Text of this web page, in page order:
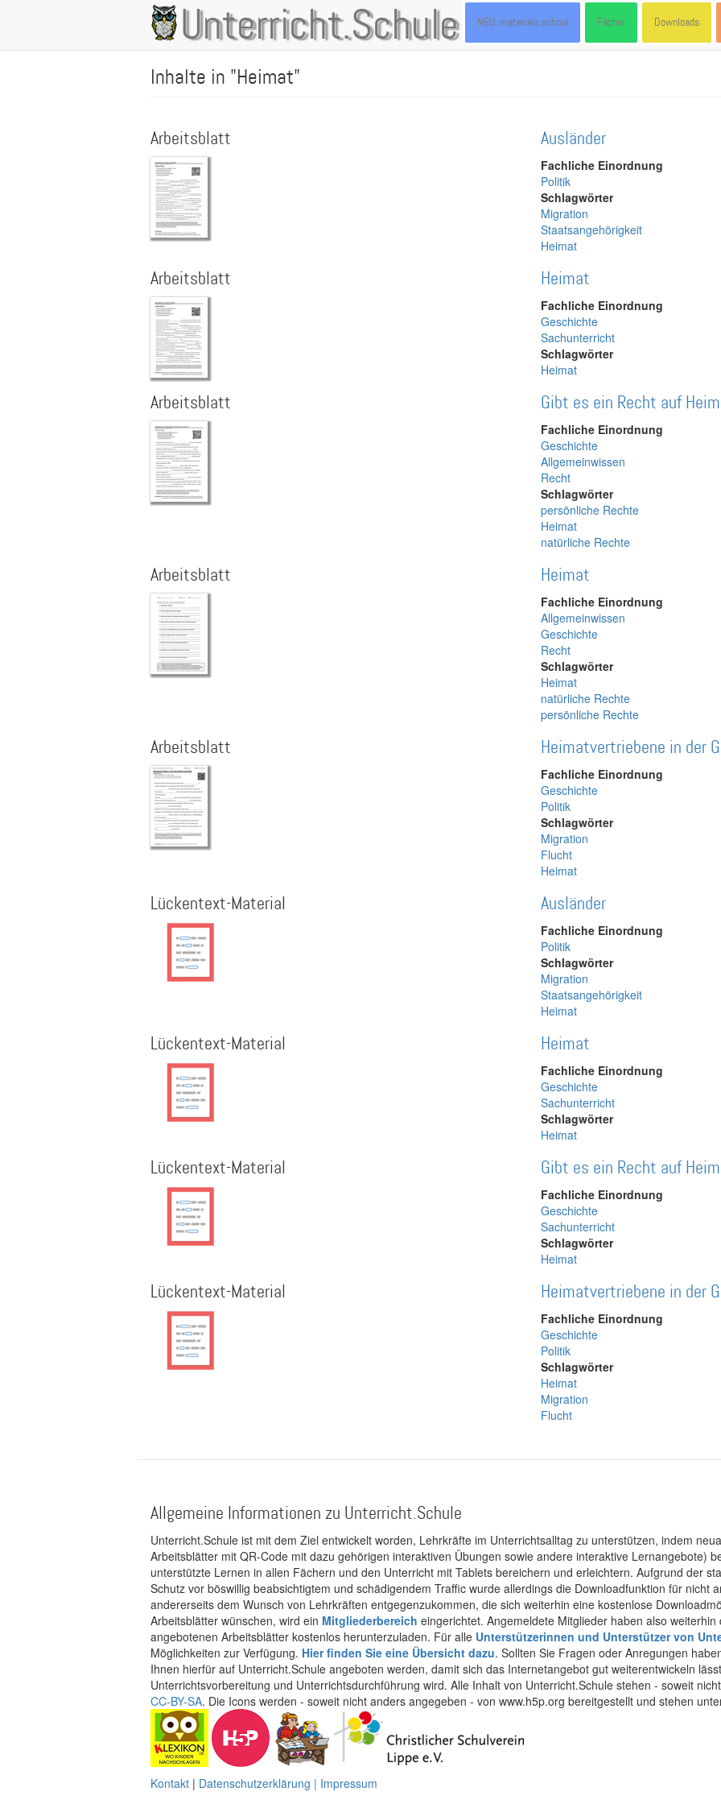
Unterricht.Schule
Main
navigation
NEU: materials.school Fächer Downloads
Inhalte in "Heimat"
Arbeitsblatt Ausländer
Fachliche Einordnung
Politik
Schlagwörter
Migration
Staatsangehörigkeit
Heimat
Arbeitsblatt Heimat
Fachliche Einordnung
Geschichte
Sachunterricht
Schlagwörter
Heimat
Arbeitsblatt Gibt es ein Recht auf
Fachliche Einordnung
Geschichte
Allgemeinwissen
Recht
Schlagwörter
persönliche Rechte
Heimat
natürliche Rechte
Arbeitsblatt Heimat
Fachliche Einordnung
Allgemeinwissen
Geschichte
Recht
Schlagwörter
Heimat
natürliche Rechte
persönliche Rechte
Arbeitsblatt Heimatvertriebene in der
Fachliche Einordnung
Geschichte
Politik
Schlagwörter
Migration
Flucht
Heimat
Lückentext-Material Ausländer
Fachliche Einordnung
Politik
Schlagwörter
Migration
Staatsangehörigkeit
Heimat
Lückentext-Material Heimat
Fachliche Einordnung
Geschichte
Sachunterricht
Schlagwörter
Heimat
Lückentext-Material Gibt es ein Recht auf
Fachliche Einordnung
Geschichte
Sachunterricht
Schlagwörter
Heimat
Lückentext-Material Heimatvertriebene in der
Fachliche Einordnung
Geschichte
Politik
Schlagwörter
Heimat
Migration
Flucht
Allgemeine Informationen zu Unterricht.Schule
Unterricht.Schule ist mit dem Ziel entwickelt worden, Lehrkräfte im Unterrichtsalltag zu unterstützen, indem
Arbeitsblätter mit QR-Code mit dazu gehörigen interaktiven Übungen sowie andere interaktive Lernangebote)
unterstützte Lernen in allen Fächern und den Unterricht mit Tablets bereichern und erleichtern. Aufgrund der
Schutz vor böswillig beabsichtigtem und schädigendem Traffic wurde allerdings die Downloadfunktion für nicht
andererseits dem Wunsch von Lehrkräften entgegenzukommen, die sich weiterhin eine kostenlose
Arbeitsblätter wünschen, wird ein Mitgliederbereich eingerichtet. Angemeldete Mitglieder haben also
angebotenen Arbeitsblätter kostenlos herunterzuladen. Für alle Unterstützerinnen und Unterstützer von
Möglichkeiten zur Verfügung. Hier finden Sie eine Übersicht dazu. Sollten Sie Fragen oder Anregungen
Ihnen hierfür auf Unterricht.Schule angeboten werden, damit sich das Internetangebot gut weiterentwickeln
Unterrichtsvorbereitung und Unterrichtsdurchführung wird. Alle Inhalt von Unterricht.Schule stehen - soweit
CC-BY-SA. Die Icons werden - soweit nicht anders angegeben - von www.h5p.org bereitgestellt und stehen
Kontakt | Datenschutzerklärung | Impressum